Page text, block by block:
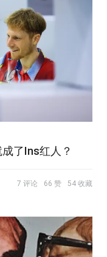
了Ins红人？
7 评论 66 赞 54 收藏